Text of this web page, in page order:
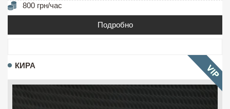
800 грн/час
Подробно
КИРА